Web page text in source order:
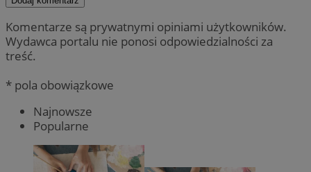
Komentarze są prywatnymi opiniami użytkowników.
Wydawca portalu nie ponosi odpowiedzialności za
treść.
* pola obowiązkowe
Najnowsze
Popularne